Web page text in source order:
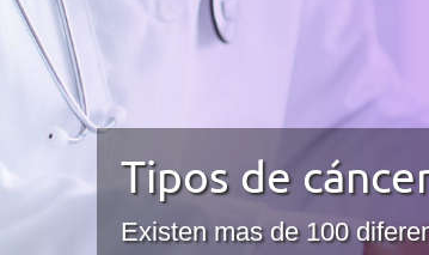
INFOcáncer
basada en
Desarrollado por el INCan